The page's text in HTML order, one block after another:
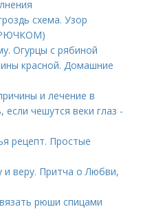
схема. Узор
Огурцы с рябиной
красной. Домашние
и лечение в
чешутся веки глаз -
рецепт. Простые
веру. Притча о Любви,
рюши спицами